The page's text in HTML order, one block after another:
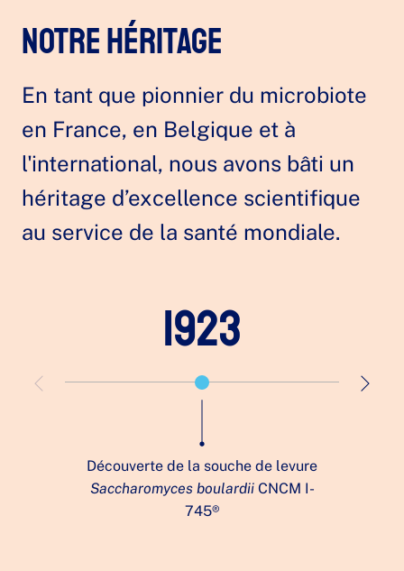
Notre héritage
En tant que pionnier du microbiote
en France, en Belgique et à
l'international, nous avons bâti un
héritage d’excellence scientifique
au service de la santé mondiale.
1923
Découverte de la souche de levure
Saccharomyces boulardiiCNCM I-
745®